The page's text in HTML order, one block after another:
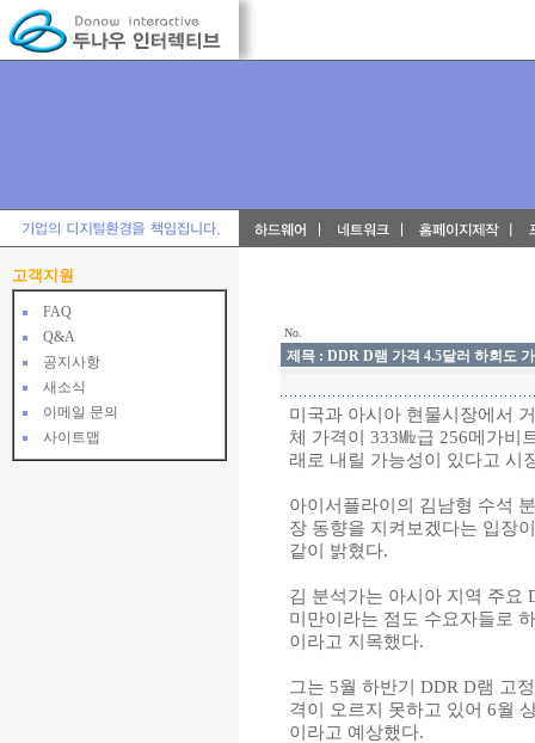
고객지원
FAQ
Q&A
공지사항
새소식
이메일 문의
사이트맵
No.
제목 : DDR D램 가격 4.5달러 하회도
미국과 아시아 현물시장에서
체 가격이 333㎒급 256메가비
래로 내릴 가능성이 있다고 시
아이서플라이의 김남형 수석
장 동향을 지켜보겠다는 입장
같이 밝혔다.
김 분석가는 아시아 지역 주요
미만이라는 점도 수요자들로
이라고 지목했다.
그는 5월 하반기 DDR D램 고
격이 오르지 못하고 있어 6월
이라고 예상했다.